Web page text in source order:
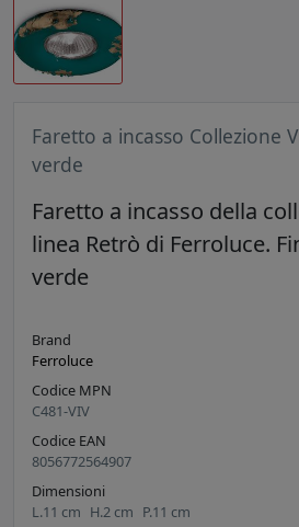
Faretto a incasso Collezione
verde
Faretto a incasso della
linea Retrò di Ferroluce.
verde
Brand
Ferroluce
Codice MPN
C481-VIV
Codice EAN
8056772564907
Dimensioni
L.11 cm H.2 cm P.11 cm